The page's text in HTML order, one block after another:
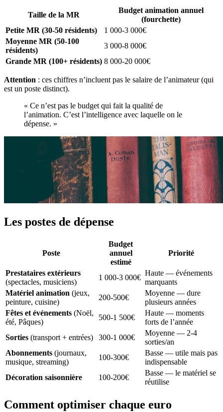
Taille de la MR
Budget animation annuel
(fourchette)
Petite MR (30-50 résidents)
1 000-3 000€
Moyenne MR (50-100
résidents)
3 000-8 000€
Grande MR (100+ résidents) 8 000-20 000€
Attention : ces chiffres n’incluent pas le salaire de l’animateur (qui
est un poste distinct).
« Ce n’est pas le budget qui fait la qualité de
l’animation. C’est l’intelligence avec laquelle on le
dépense. »
Les postes de dépense
Poste
Budget
annuel
estimé
Priorité
Prestataires extérieurs
(spectacles, musiciens)
1 000-3 000€
Haute — événements
marquants
Matériel animation (jeux,
peinture, cuisine)
200-500€
Moyenne — dure
plusieurs années
Fêtes et événements (Noël,
été, Pâques)
500-1 500€
Haute — moments
forts de l’année
Sorties (transport + entrées) 300-1 000€
Moyenne — 2-4
sorties/an
Abonnements (journaux,
musique, streaming)
100-300€
Basse — utile mais pas
indispensable
Décoration saisonnière
100-200€
Basse — le matériel se
réutilise
Comment optimiser chaque euro